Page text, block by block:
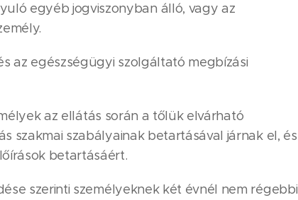
egyéb jogviszonyban álló, vagy az
az egészségügyi szolgáltató megbízási
az ellátás során a tőlük elvárható
szakmai szabályainak betartásával járnak el, és
betartásáért.
szerinti személyeknek két évnél nem régebbi